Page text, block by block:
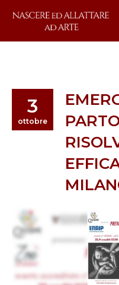
3
ottobre